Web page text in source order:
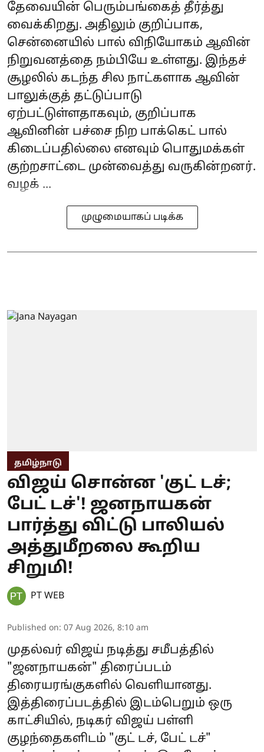
தேவையின் பெரும்பங்கைத் தீர்த்து
வைக்கிறது. அதிலும் குறிப்பாக,
சென்னையில் பால் விநியோகம் ஆவின்
நிறுவனத்தை நம்பியே உள்ளது. இந்தச்
சூழலில் கடந்த சில நாட்களாக ஆவின்
பாலுக்குத் தட்டுப்பாடு
ஏற்பட்டுள்ளதாகவும், குறிப்பாக
ஆவினின் பச்சை நிற‌ பாக்கெட் பால்
கிடைப்பதில்லை எனவும் பொதுமக்கள்
குற்றசாட்டை முன்வைத்து வருகின்றனர்.
வழக் ...
முழுமையாகப் படிக்க
தமிழ்நாடு
விஜய் சொன்ன 'குட் டச்;
பேட் டச்'! ஜனநாயகன்
பார்த்து விட்டு பாலியல்
அத்துமீறலை கூறிய
சிறுமி!
PT WEB
Published on: 07 Aug 2026, 8:10 am
முதல்வர் விஜய் நடித்து சமீபத்தில்
"ஜனநாயகன்" திரைப்படம்
திரையரங்குகளில் வெளியானது.
இத்திரைப்படத்தில் இடம்பெறும் ஒரு
காட்சியில், நடிகர் விஜய் பள்ளி
குழந்தைகளிடம் "குட் டச், பேட் டச்"